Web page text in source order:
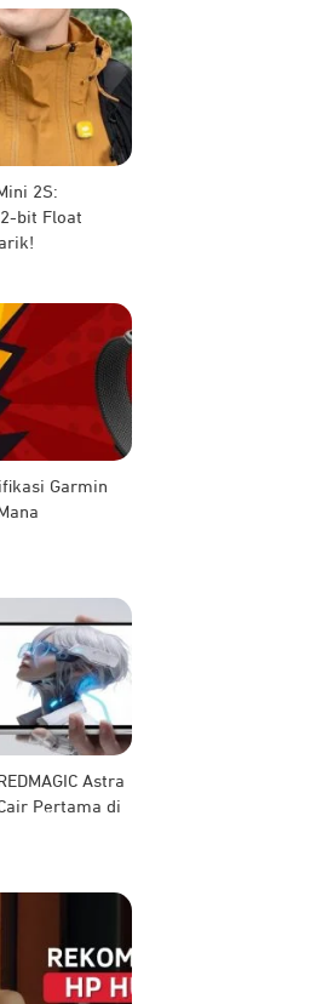
2S:
bit Float
Garmin
Astra
Pertama di